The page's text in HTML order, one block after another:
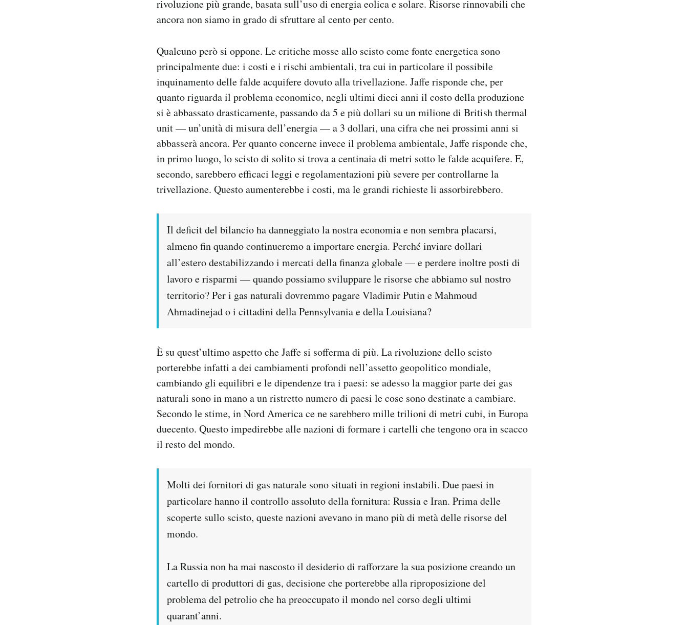
rivoluzione più grande, basata sull’uso di energia eolica e solare. Risorse rinnovabili che
ancora non siamo in grado di sfruttare al cento per cento.
Qualcuno però si oppone. Le critiche mosse allo scisto come fonte energetica sono
principalmente due: i costi e i rischi ambientali, tra cui in particolare il possibile
inquinamento delle falde acquifere dovuto alla trivellazione. Jaffe risponde che, per
quanto riguarda il problema economico, negli ultimi dieci anni il costo della produzione
si è abbassato drasticamente, passando da 5 e più dollari su un milione di British thermal
unit — un’unità di misura dell’energia — a 3 dollari, una cifra che nei prossimi anni si
abbasserà ancora. Per quanto concerne invece il problema ambientale, Jaffe risponde che,
in primo luogo, lo scisto di solito si trova a centinaia di metri sotto le falde acquifere. E,
secondo, sarebbero efficaci leggi e regolamentazioni più severe per controllarne la
trivellazione. Questo aumenterebbe i costi, ma le grandi richieste li assorbirebbero.
Il deficit del bilancio ha danneggiato la nostra economia e non sembra placarsi,
almeno fin quando continueremo a importare energia. Perché inviare dollari
all’estero destabilizzando i mercati della finanza globale — e perdere inoltre posti di
lavoro e risparmi — quando possiamo sviluppare le risorse che abbiamo sul nostro
territorio? Per i gas naturali dovremmo pagare Vladimir Putin e Mahmoud
Ahmadinejad o i cittadini della Pennsylvania e della Louisiana?
È su quest’ultimo aspetto che Jaffe si sofferma di più. La rivoluzione dello scisto
porterebbe infatti a dei cambiamenti profondi nell’assetto geopolitico mondiale,
cambiando gli equilibri e le dipendenze tra i paesi: se adesso la maggior parte dei gas
naturali sono in mano a un ristretto numero di paesi le cose sono destinate a cambiare.
Secondo le stime, in Nord America ce ne sarebbero mille trilioni di metri cubi, in Europa
duecento. Questo impedirebbe alle nazioni di formare i cartelli che tengono ora in scacco
il resto del mondo.
Molti dei fornitori di gas naturale sono situati in regioni instabili. Due paesi in
particolare hanno il controllo assoluto della fornitura: Russia e Iran. Prima delle
scoperte sullo scisto, queste nazioni avevano in mano più di metà delle risorse del
mondo.
La Russia non ha mai nascosto il desiderio di rafforzare la sua posizione creando un
cartello di produttori di gas, decisione che porterebbe alla riproposizione del
problema del petrolio che ha preoccupato il mondo nel corso degli ultimi
quarant’anni.